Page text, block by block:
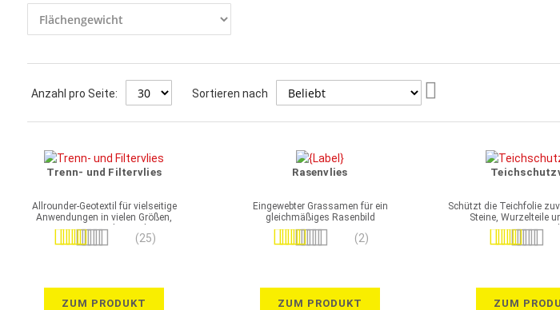
Anzahl pro Seite: Sortieren nach
Trenn- und Filtervlies
Allrounder-Geotextil für vielseitige
Anwendungen in vielen Größen,
Grammaturen und GRK-Klassen
Bewertung: (25)
ZUM PRODUKT
Rasenvlies
Eingewebter Grassamen für ein
gleichmäßiges Rasenbild
Bewertung:
(2)
ZUM PRODUKT
Schützt die Teichfolie
Steine, Wurzelteile
Gegenstände
Bewertung:
ZUM